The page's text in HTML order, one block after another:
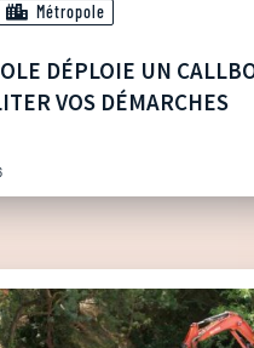
Métropole
DÉPLOIE UN
VOS DÉMARCHES